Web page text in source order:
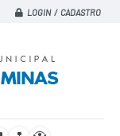
LOGIN / CADASTRO